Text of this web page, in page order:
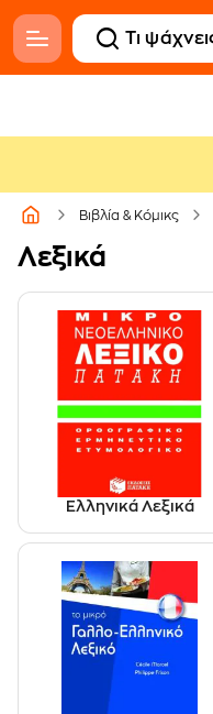
Βιβλία & Κόμικς
Λεξικά
Ελληνικά Λεξικά